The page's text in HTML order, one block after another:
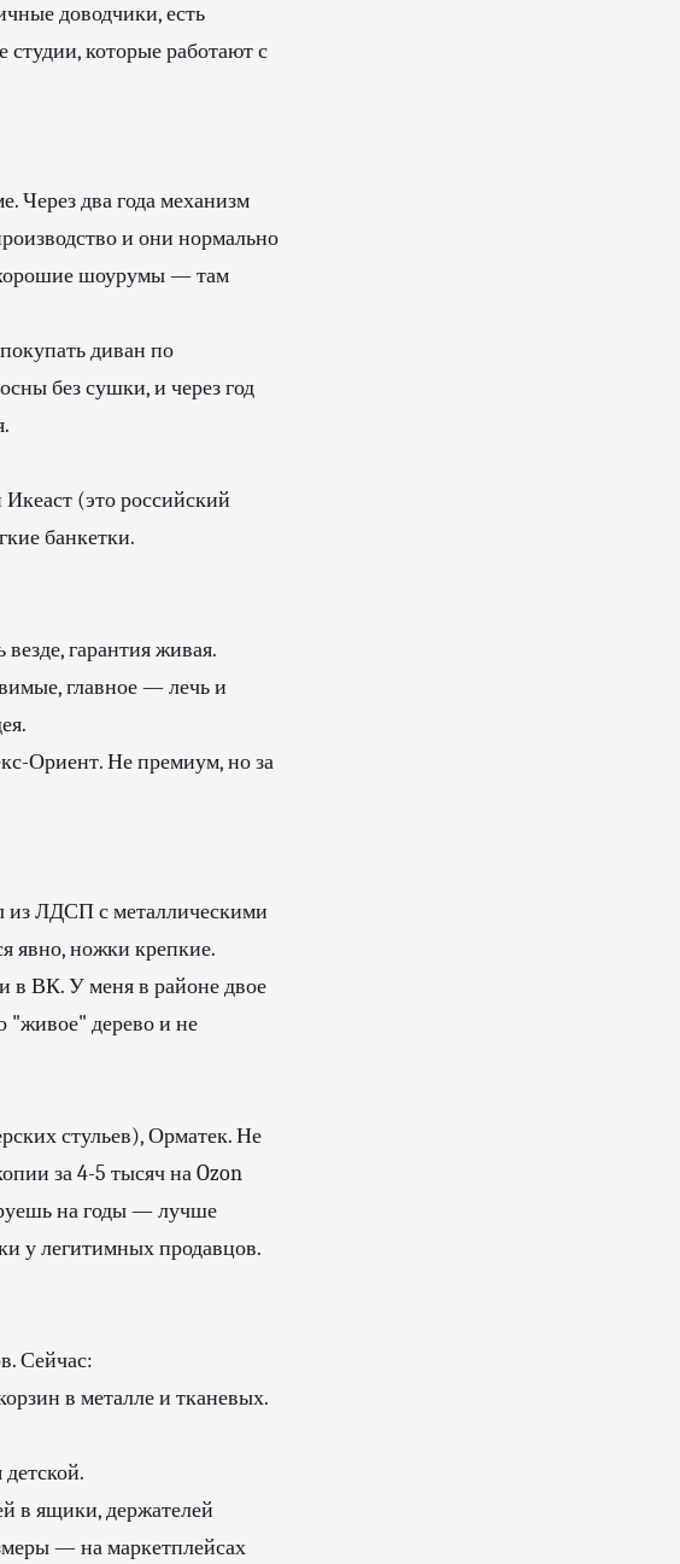
доводчики, есть
которые работают с
Через два года механизм
и они нормально
шоурумы — там
диван по
без сушки, и через год
(это российский
банкетки.
гарантия живая.
главное — лечь и
Ориент. Не премиум, но за
из ЛДСП с металлическими
явно, ножки крепкие.
в ВК. У меня в районе двое
"живое" дерево и не
стульев), Орматек. Не
за 4-5 тысяч на Ozon
на годы — лучше
у легитимных продавцов.
Сейчас:
в металле и тканевых.
в ящики, держателей
— на маркетплейсах